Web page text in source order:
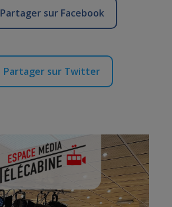
Partager sur Facebook
Partager sur Twitter